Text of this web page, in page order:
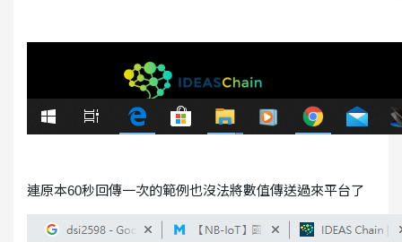
連原本60秒回傳一次的範例也沒法將數值傳送過來平台了